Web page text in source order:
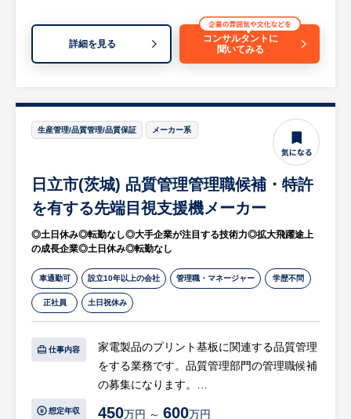
直接関わることができます。
・原子力プラントの安全を守るという、社会
貢献性の非常に高い仕事に携わることができ
・理系（物理学、数学、機械工学等）の専門
知識を活かし、未経験からでも最先端の技術
や知見を習得できます。
【組織構成】
詳細はご面談にてお伝えします。
【将来的なキャリアビジョン】
原子力分野における安全解析のスペシャリス
トとして専門性を追求したり、プロジェクト
リーダーとして研究チームを牽引するなど、
ご自身の志向に合わせてキャリアを築くこと
わることで、市場価値の高い人材へと成長で
きます。
詳細を見る
コンサルタントに
聞いてみる
生産管理/品質管理/品質保証 メーカー系
日立市(茨城) 品質管理管理職候補・特許
を有する先端目視支援機メーカー
◎土日休み◎転勤なし◎大手企業が注目する技術力◎拡大飛躍途上
の成長企業◎土日休み◎転勤なし
車通勤可 設立10年以上の会社 管理職・マネージャー 学歴不問
正社員 土日祝休み
仕事内容
家電製品のプリント基板に関連する品質管理
をする業務です。品質管理部門の管理職候補
の募集になります。
想定年収 450万円 ～ 600万円